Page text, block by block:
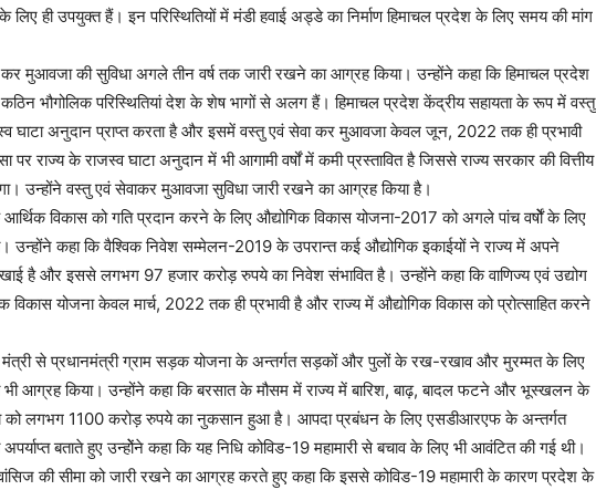
ही उपयुक्त हैं। इन परिस्थितियों में मंडी हवाई अड्डे का निर्माण हिमाचल प्रदेश के लिए समय की मांग
मुआवजा की सुविधा अगले तीन वर्ष तक जारी रखने का आग्रह किया। उन्होंने कहा कि हिमाचल प्रदेश
भौगोलिक परिस्थितियां देश के शेष भागों से अलग हैं। हिमाचल प्रदेश केंद्रीय सहायता के रूप में वस्तु
घाटा अनुदान प्राप्त करता है और इसमें वस्तु एवं सेवा कर मुआवजा केवल जून, 2022 तक ही प्रभावी
राज्य के राजस्व घाटा अनुदान में भी आगामी वर्षों में कमी प्रस्तावित है जिससे राज्य सरकार की वित्तीय
उन्होंने वस्तु एवं सेवाकर मुआवजा सुविधा जारी रखने का आग्रह किया है।
विकास को गति प्रदान करने के लिए औद्योगिक विकास योजना-2017 को अगले पांच वर्षोें के लिए
उन्होंने कहा कि वैश्विक निवेश सम्मेलन-2019 के उपरान्त कई औद्योगिक इकाईयों ने राज्य में अपने
है और इससे लगभग 97 हजार करोड़ रुपये का निवेश संभावित है। उन्होंने कहा कि वाणिज्य एवं उद्योग
विकास योजना केवल मार्च, 2022 तक ही प्रभावी है और राज्य में औद्योगिक विकास को प्रोत्साहित करने
मंत्री से प्रधानमंत्री ग्राम सड़क योजना के अन्तर्गत सड़कों और पुलों के रख-रखाव और मुरम्मत के लिए
आग्रह किया। उन्होंने कहा कि बरसात के मौसम में राज्य में बारिश, बाढ़, बादल फटने और भूस्खलन के
लगभग 1100 करोड़ रुपये का नुकसान हुआ है। आपदा प्रबंधन के लिए एसडीआरएफ के अन्तर्गत
बताते हुए उन्होेंने कहा कि यह निधि कोविड-19 महामारी से बचाव के लिए भी आवंटित की गई थी।
की सीमा को जारी रखने का आग्रह करते हुए कहा कि इससे कोविड-19 महामारी के कारण प्रदेश के